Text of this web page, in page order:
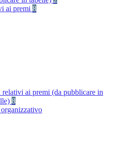
ai premi 8
relativi ai premi (da pubblicare in
8
organizzativo